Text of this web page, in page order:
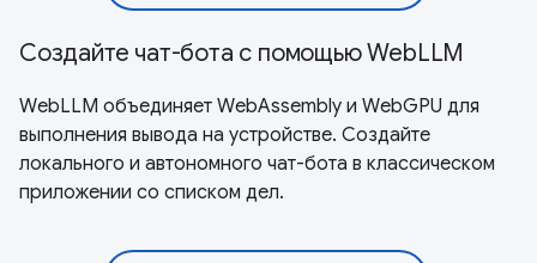
Создайте чат-бота с помощью WebLLM
WebLLM объединяет WebAssembly и WebGPU для
выполнения вывода на устройстве. Создайте
локального и автономного чат-бота в классическом
приложении со списком дел.